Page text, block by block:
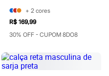
+ 2 cores
R$ 169,99
30% OFF - CUPOM 8DO8